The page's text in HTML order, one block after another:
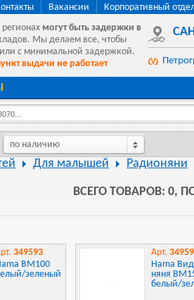
Вакансии Корпоративный
могут быть задержки в
Мы делаем все, чтобы
или с минимальной задержкой.
выдачи не работает
по наличию
Для малышей Радионяни
ВСЕГО ТОВАРОВ: 0,
349593
BM100
зеленый
Арт.
Hama
няня
белый/